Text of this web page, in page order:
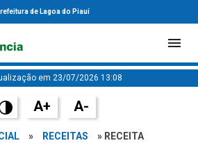
de Lagoa do Piauí
em 23/07/2026 13:08
A+ A-
» RECEITAS » RECEITA